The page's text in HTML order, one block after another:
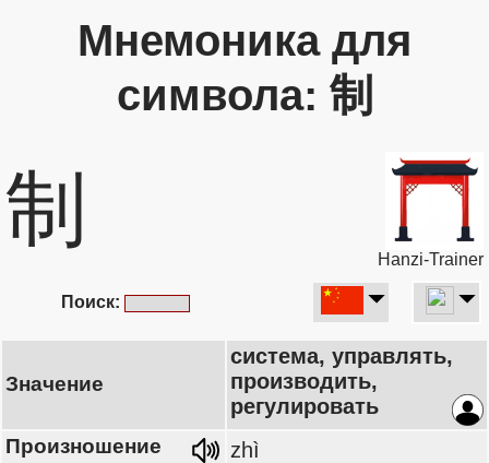
Мнемоника для
символа: 制
制
Hanzi-Trainer
Поиск:
Значение
система, управлять,
производить,
регулировать
Произношение zhì